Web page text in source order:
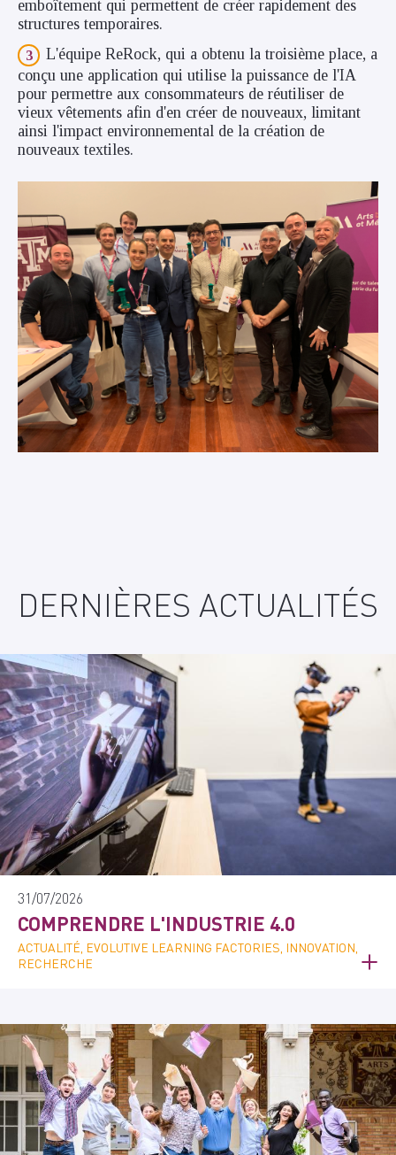
emboîtement qui permettent de créer rapidement des
structures temporaires.
L'équipe ReRock, qui a obtenu la troisième place, a
conçu une application qui utilise la puissance de l'IA
pour permettre aux consommateurs de réutiliser de
vieux vêtements afin d'en créer de nouveaux, limitant
ainsi l'impact environnemental de la création de
nouveaux textiles.
DERNIÈRES ACTUALITÉS
31/07/2026
COMPRENDRE L'INDUSTRIE 4.0
ACTUALITÉ, EVOLUTIVE LEARNING FACTORIES, INNOVATION,
RECHERCHE